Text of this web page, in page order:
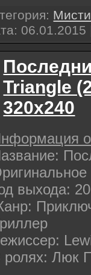
06.01.2015
Triangle
320х240
выхода:
ролях: Люк